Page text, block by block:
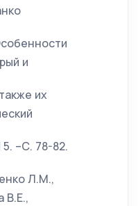
и
их
–С. 78-82.
Л.М.,
В.Е.,